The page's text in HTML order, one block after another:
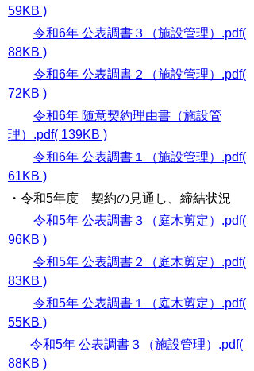
59KB )
令和6年 公表調書３（施設管理）.pdf(
88KB )
令和6年 公表調書２（施設管理）.pdf(
72KB )
令和6年 随意契約理由書（施設管
理）.pdf( 139KB )
令和6年 公表調書１（施設管理）.pdf(
61KB )
・令和5年度 契約の見通し、締結状況
令和5年 公表調書３（庭木剪定）.pdf(
96KB )
令和5年 公表調書２（庭木剪定）.pdf(
83KB )
令和5年 公表調書１（庭木剪定）.pdf(
55KB )
令和5年 公表調書３（施設管理）.pdf(
88KB )